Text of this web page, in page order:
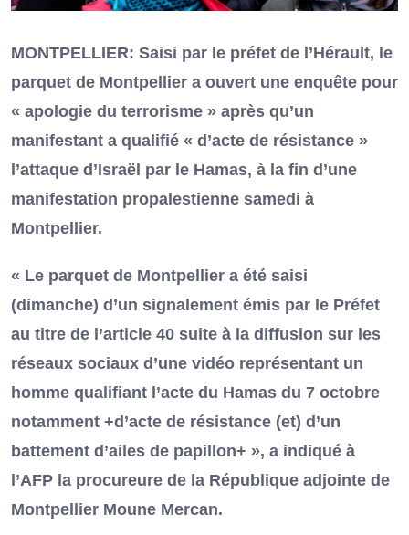
MONTPELLIER: Saisi par le préfet de l’Hérault, le
parquet de Montpellier a ouvert une enquête pour
« apologie du terrorisme » après qu’un
manifestant a qualifié « d’acte de résistance »
l’attaque d’Israël par le Hamas, à la fin d’une
manifestation propalestienne samedi à
Montpellier.
« Le parquet de Montpellier a été saisi
(dimanche) d’un signalement émis par le Préfet
au titre de l’article 40 suite à la diffusion sur les
réseaux sociaux d’une vidéo représentant un
homme qualifiant l’acte du Hamas du 7 octobre
notamment +d’acte de résistance (et) d’un
battement d’ailes de papillon+ », a indiqué à
l’AFP la procureure de la République adjointe de
Montpellier Moune Mercan.